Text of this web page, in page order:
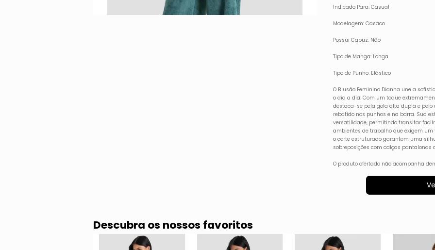
Indicado Para: Casual
Modelagem: Casaco
Possui Capuz: Não
Tipo de Manga: Longa
Tipo de Punho: Elástico
O Blusão Feminino Dianna une a
o dia a dia. Com um toque
destaca-se pela gola alta dupla e
rebatido nos punhos e na barra. Sua
versatilidade, permitindo transitar
ambientes de trabalho que exigem
o corte estruturado garantem uma
sobreposições com calças pantalonas
O produto ofertado não acompanha
Descubra os nossos favoritos